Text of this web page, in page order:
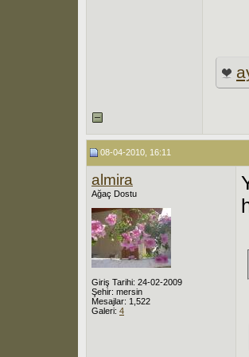
08-04-2010, 16:11
almira
Ağaç Dostu
Giriş Tarihi: 24-02-2009
Şehir: mersin
Mesajlar: 1,522
Galeri: 4